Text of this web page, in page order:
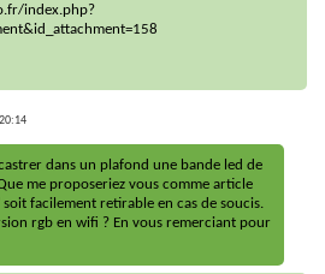
index.php?
dans un plafond une bande led de
me proposeriez vous comme article
facilement retirable en cas de soucis.
rgb en wifi ? En vous remerciant pour